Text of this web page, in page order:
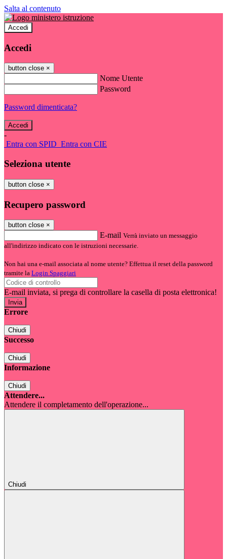
Salta al contenuto
Accedi
Accedi
button close ×
Nome Utente
Password
Password dimenticata?
-
Entra con SPID Entra con CIE
Seleziona utente
button close ×
Recupero password
button close ×
E-mail Verrà inviato un messaggio
all'indirizzo indicato con le istruzioni necessarie.
Non hai una e-mail associata al nome utente? Effettua il reset della password
tramite la Login Spaggiari
E-mail inviata, si prega di controllare la casella di posta elettronica!
Errore
Chiudi
Successo
Chiudi
Informazione
Chiudi
Attendere...
Attendere il completamento dell'operazione...
Chiudi